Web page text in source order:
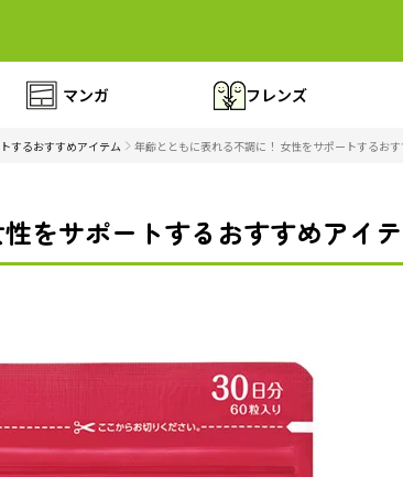
マンガ フレンズ
するおすすめアイテム 年齢とともに表れる不調に！ 女性をサポートするおす
をサポートするおすすめアイテ